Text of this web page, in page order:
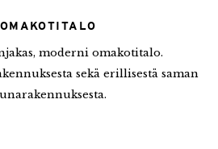
moderni omakotitalo.
sekä erillisestä saman